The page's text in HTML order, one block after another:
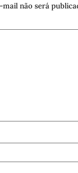
mail não será